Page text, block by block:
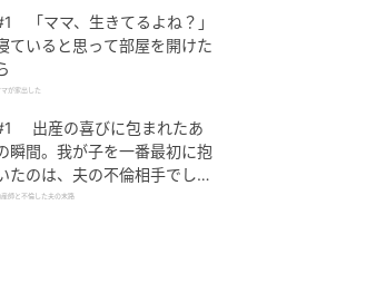
「ママ、生きてるよね？」
ていると思って部屋を開けた
マが家出した
出産の喜びに包まれたあ
瞬間。我が子を一番最初に抱
たのは、夫の不倫相手でし
。
産師と不倫した夫の末路